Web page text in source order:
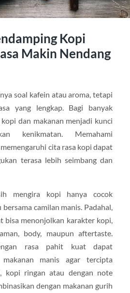
Kopi
Makin Nendang
soal kafein atau aroma, tetapi
yang lengkap. Bagi banyak
dan makanan menjadi kunci
kenikmatan. Memahami
cita rasa kopi dapat
terasa lebih seimbang dan
mengira kopi hanya cocok
camilan manis. Padahal,
bisa menonjolkan karakter kopi,
body, maupun aftertaste.
rasa pahit kuat dapat
manis agar tercipta
kopi ringan atau dengan note
dengan makanan gurih